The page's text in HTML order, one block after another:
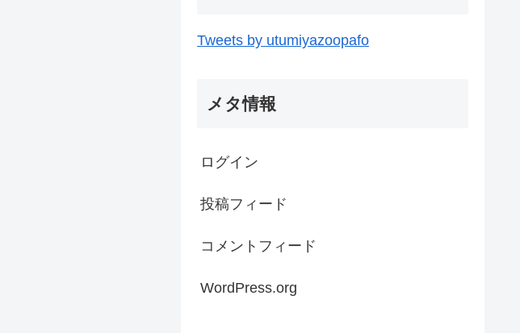
Tweets by utumiyazoopafo
メタ情報
ログイン
投稿フィード
コメントフィード
WordPress.org